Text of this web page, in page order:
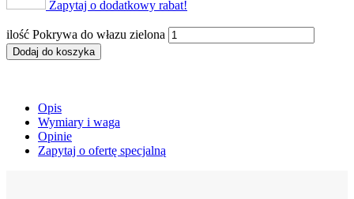
Zapytaj o dodatkowy rabat!
ilość Pokrywa do włazu zielona
Dodaj do koszyka
Opis
Wymiary i waga
Opinie
Zapytaj o ofertę specjalną